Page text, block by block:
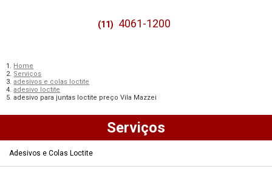
(11) 4061-1200
Home
Serviços
adesivos e colas loctite
adesivo loctite
adesivo para juntas loctite preço Vila Mazzei
Serviços
Adesivos e Colas Loctite